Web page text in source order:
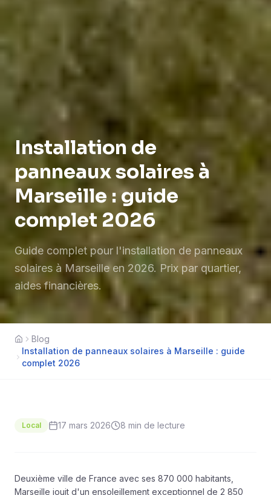
Installation de
panneaux solaires à
Marseille : guide
complet 2026
Guide complet pour l'installation de panneaux
solaires à Marseille en 2026. Prix par quartier,
aides financières.
Accueil
Blog
Installation de panneaux solaires à Marseille : guide
complet 2026
Local 17 mars 2026 8 min de lecture
Deuxième ville de France avec ses 870 000 habitants,
Marseille jouit d'un ensoleillement exceptionnel de 2 850